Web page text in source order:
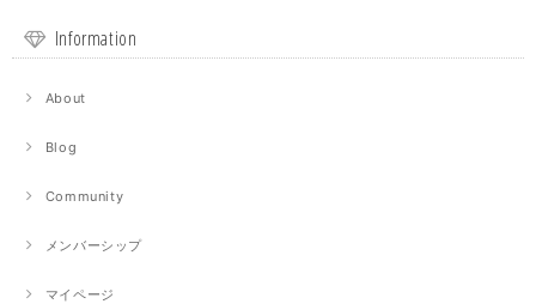
Information
About
Blog
Community
メンバーシップ
マイページ